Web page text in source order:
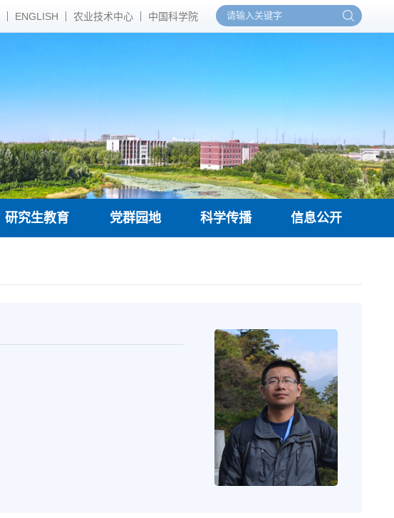
ENGLISH 农业技术中心 中国科学院
研究生教育 党群园地 科学传播 信息公开